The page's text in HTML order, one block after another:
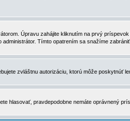
Úpravu zahájite kliknutím na prvý
Tímto opatrením sa snažíme
zvláštnu autorizáciu, ktorú môže poskytnúť
hlasovať, pravdepodobne nemáte oprávnený